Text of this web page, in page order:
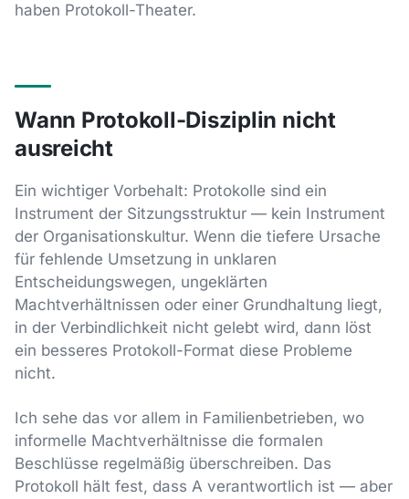
haben Protokoll-Theater.
Wann Protokoll-Disziplin nicht
ausreicht
Ein wichtiger Vorbehalt: Protokolle sind ein
Instrument der Sitzungsstruktur — kein Instrument
der Organisationskultur. Wenn die tiefere Ursache
für fehlende Umsetzung in unklaren
Entscheidungswegen, ungeklärten
Machtverhältnissen oder einer Grundhaltung liegt,
in der Verbindlichkeit nicht gelebt wird, dann löst
ein besseres Protokoll-Format diese Probleme
nicht.
Ich sehe das vor allem in Familienbetrieben, wo
informelle Machtverhältnisse die formalen
Beschlüsse regelmäßig überschreiben. Das
Protokoll hält fest, dass A verantwortlich ist — aber